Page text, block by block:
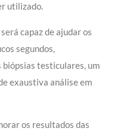
utilizado.
capaz de ajudar os
segundos,
testiculares, um
exaustiva análise em
os resultados das